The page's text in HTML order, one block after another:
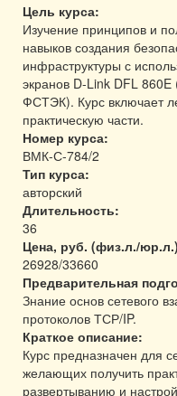
Цель курса:
Изучение принципов и
навыков создания
инфраструктуры с
экранов D-Link DFL
ФСТЭК). Курс включает
практическую части.
Номер курса:
ВМК-С-784/2
Тип курса:
авторский
Длительность:
36
Цена, руб. (физ.л./
26928/33660
Предварительная
Знание основ сетевого
протоколов ТСР/IP.
Краткое описание:
Курс предназначен для
желающих получить
развертыванию и